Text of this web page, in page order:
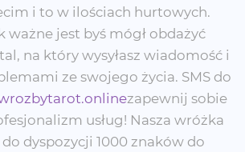
i to w ilościach hurtowych.
ważne jest byś mógł obdażyć
na który wysyłasz wiadomość i
ze swojego życia. SMS do
zapewnij sobie
usług! Nasza wróżka
dyspozycji 1000 znaków do